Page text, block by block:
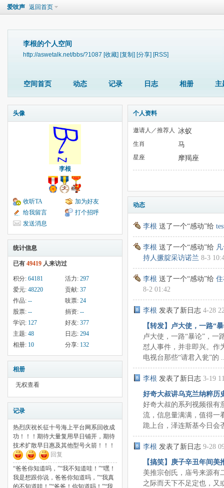
爱吱声 返回首页
李根的个人空间
http://aswetalk.net/bbs/?1087 [收藏] [复制] [分享] [RSS]
空间首页 动态 记录 日志 相册 主
头像
李根
收听TA
加为好友
给我留言
打个招呼
发送消息
统计信息
已有 49419 人来访过
积分: 64181 活力: 297
爱元: 48220 贡献: 37
作品: -- 吱票: 24
股票: -- 捐资: --
学识: 127 好友: 377
主题: 48 日志: 294
相册: 10 分享: 132
相册
无权查看
记录
热烈庆祝长征十号海上平台网系回收成
功！！！期待大量复用早日铺开，期待
技术扩散早日惠及其他型号火箭！！！
回复
“爸爸你知道吗，”“我不知道哇！”“嘿！
我是想跟你说，爸爸你知道吗，”“我真
个人资料
邀请人／推荐人 冰蚁
生肖 马
星座 摩羯座
动态
李根 送了一个“感动”给
李根 送了一个“感动”给
持人撅腚采访诺兰 8-3
李根 送了一个“感动”给
8-2 01:42
李根 发表了新日志 4-28
【转发】卢大使，一路“
卢大使，一路“暴论”，一
怼人事件，并非即兴。作
电视台那些“请君入瓮”的
李根 发表了新日志 3-19
好奇大叔讲乌克兰纳粹历
好奇大叔的系列视频很有
流，信息量满满，值得一
跪上台，泽连斯基今日会
李根 发表了新日志 9-28
【搞笑】庚子辛丑年间美
美推宗创氏，庙号来源有
之际而天下不足定也，又